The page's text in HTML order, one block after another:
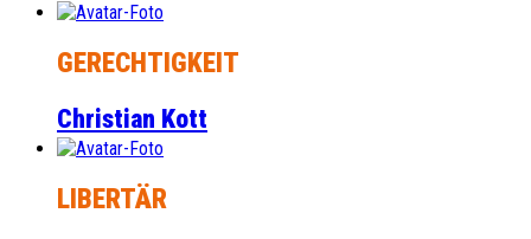
GERECHTIGKEIT
Christian Kott
LIBERTÄR